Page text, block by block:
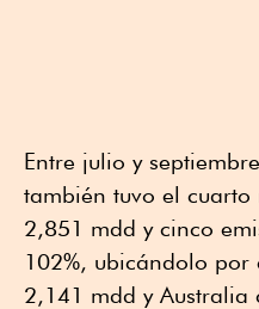
Entre julio y
también tuvo el
2,851 mdd y cinco
102%, ubicándolo por
2,141 mdd y Australia